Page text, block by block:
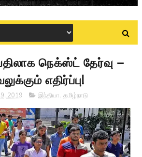
நெக்ஸ்ட் தேர்வு –
எதிர்ப்பு!
2019 இந்தியா, தமிழ்நாடு